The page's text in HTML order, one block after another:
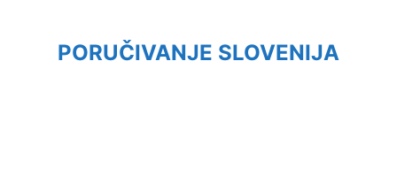
PORUČIVANJE SLOVENIJA